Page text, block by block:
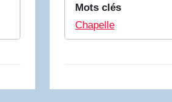
Mots clés
Chapelle